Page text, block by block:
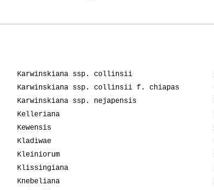
Karwinskiana ssp. collinsii
Karwinskiana ssp. collinsii f. chiapas
Karwinskiana ssp. nejapensis
Kelleriana
Kewensis
Kladiwae
Kleiniorum
Klissingiana
Knebeliana